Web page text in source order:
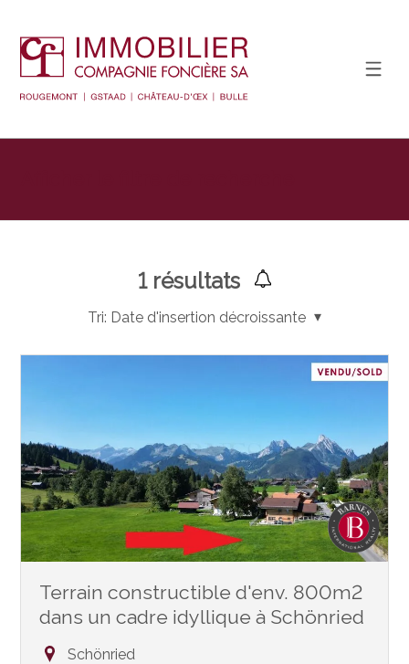
1résultats
Tri: Date d'insertion décroissante
Terrain constructible d'env. 800m2
dans un cadre idyllique à Schönried
Schönried